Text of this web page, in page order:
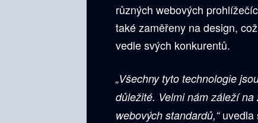
různých webových
také zaměřeny na design,
vedle svých konkurentů.
„Všechny tyto technologie
důležité. Velmi nám záleží
webových standardů,“uvedla